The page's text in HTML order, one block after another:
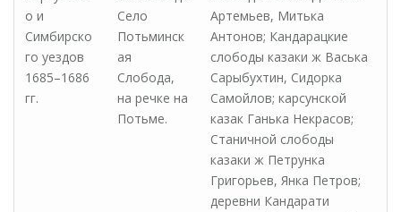
о и
Симбирско
го уездов
1685–1686
гг.
Село
Потьминск
ая
Слобода,
на речке на
Потьме.
Артемьев, Митька
Антонов; Кандарацкие
слободы казаки ж Васька
Сарыбухтин, Сидорка
Самойлов; карсунской
казак Ганька Некрасов;
Станичной слободы
казаки ж Петрунка
Григорьев, Янка Петров;
деревни Кандарати